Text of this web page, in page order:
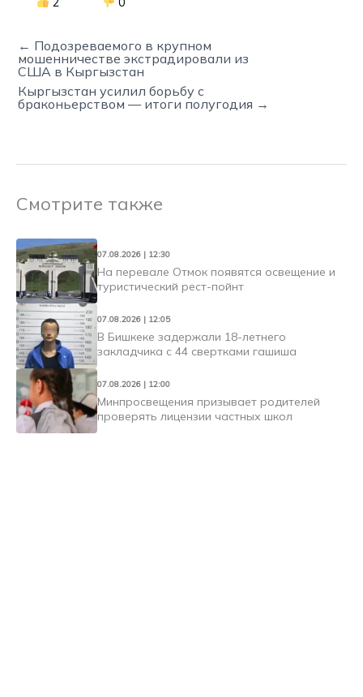
← Подозреваемого в крупном
мошенничестве экстрадировали из
США в Кыргызстан
Кыргызстан усилил борьбу с
браконьерством — итоги полугодия →
Смотрите также
07.08.2026 | 12:30
На перевале Отмок появятся освещение и
туристический рест-пойнт
07.08.2026 | 12:05
В Бишкеке задержали 18-летнего
закладчика с 44 свертками гашиша
07.08.2026 | 12:00
Минпросвещения призывает родителей
проверять лицензии частных школ